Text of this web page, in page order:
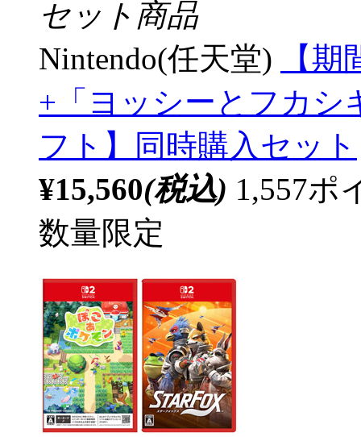
セット商品
Nintendo(任天堂)
【
+「ヨッシーとフカシ
フト】同時購入セット
¥15,560(税込) 1,557ポ
数量限定